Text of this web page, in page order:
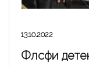
13.10.2022
Фәлсәфи